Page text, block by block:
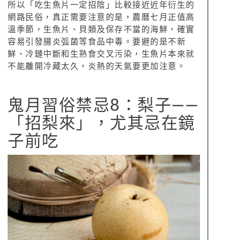
所以「吃生魚片一定招陰」比較接近近年衍生的
網路民俗，真正需要注意的是，農曆七月正值高
溫季節，生魚片、貝類及保存不當的海鮮，確實
容易引發腸炎弧菌等食品中毒。要避的是不新
鮮、冷鏈中斷和生熟食交叉污染，生魚片本來就
不能離開冷藏太久，炎熱的天氣要更加注意。
鬼月習俗禁忌8：梨子——
「招梨來」，尤其忌在鏡
子前吃